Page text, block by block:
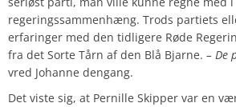
regeringssammenhæng. Trods partiets
erfaringer med den tidligere Røde
fra det Sorte Tårn af den Blå Bjarne. – De
vred Johanne dengang.
Det viste sig, at Pernille Skipper var en